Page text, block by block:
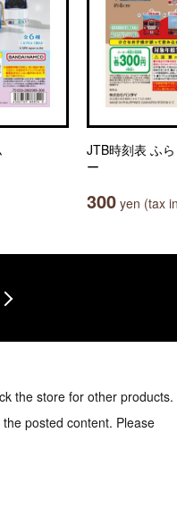
JTB時刻表 ふ
ー
300 yen (tax
the store for other products.
posted content. Please